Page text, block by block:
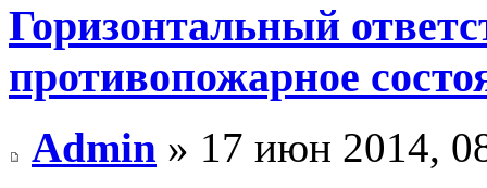
Горизонтальный
противопожарное
Admin » 17 июн 2014,